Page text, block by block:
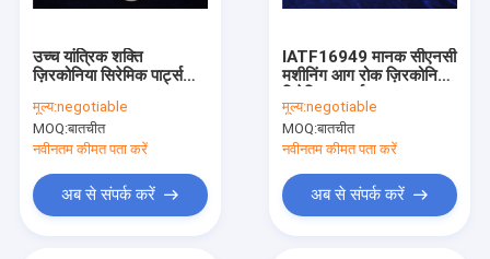
उच्च यांत्रिक शक्ति
ज़िरकोनिया सिरेमिक पार्ट्स
मूल्य:negotiable
MOQ:बातचीत
नवीनतम कीमत पता करें
अब से संपर्क करें
IATF16949 मानक सीएनसी
मशीनिंग आग रोक ज़िरकोनिया
मूल्य:negotiable
MOQ:बातचीत
नवीनतम कीमत पता करें
अब से संपर्क करें